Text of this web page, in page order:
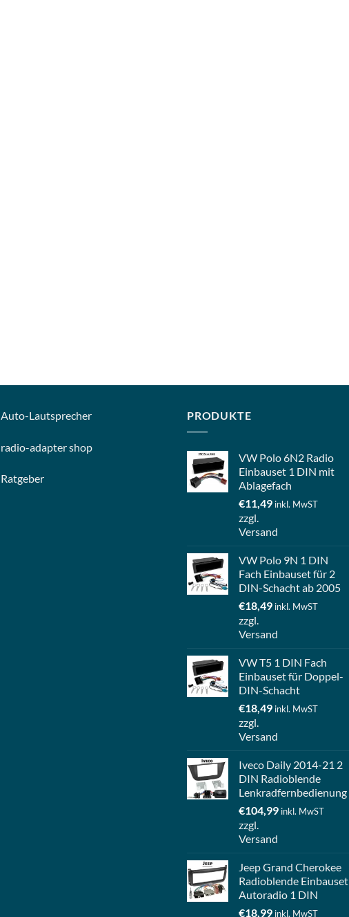
Auto-Lautsprecher
radio-adapter shop
Ratgeber
PRODUKTE
VW Polo 6N2 Radio
Einbauset 1 DIN mit
Ablagefach
€11,49 inkl. MwST
zzgl.
Versand
VW Polo 9N 1 DIN
Fach Einbauset für 2
DIN-Schacht ab 2005
€18,49 inkl. MwST
zzgl.
Versand
VW T5 1 DIN Fach
Einbauset für Doppel-
DIN-Schacht
€18,49 inkl. MwST
zzgl.
Versand
Iveco Daily 2014-21 2
DIN Radioblende
Lenkradfernbedienung
€104,99 inkl. MwST
zzgl.
Versand
Jeep Grand Cherokee
Radioblende Einbauset
Autoradio 1 DIN
€18,99 inkl. MwST